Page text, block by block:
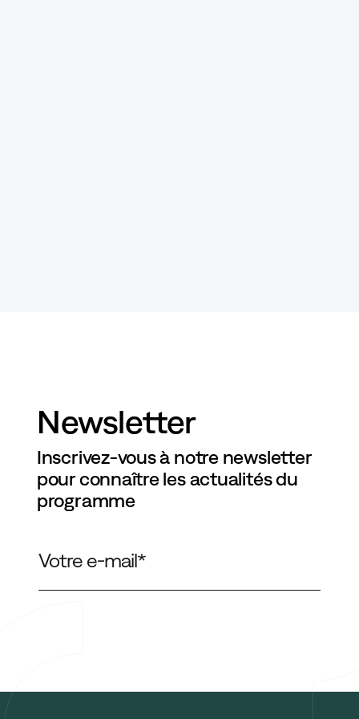
Newsletter
Inscrivez-vous à notre newsletter
pour connaître les actualités du
programme